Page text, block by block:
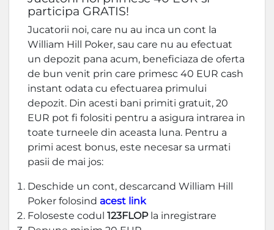
participa GRATIS!
Jucatorii noi, care nu au inca un cont la
William Hill Poker, sau care nu au efectuat
un depozit pana acum, beneficiaza de oferta
de bun venit prin care primesc 40 EUR cash
instant odata cu efectuarea primului
depozit. Din acesti bani primiti gratuit, 20
EUR pot fi folositi pentru a asigura intrarea in
toate turneele din aceasta luna. Pentru a
primi acest bonus, este necesar sa urmati
pasii de mai jos:
Deschide un cont, descarcand William Hill
Poker folosind acest link
Foloseste codul 123FLOPla inregistrare